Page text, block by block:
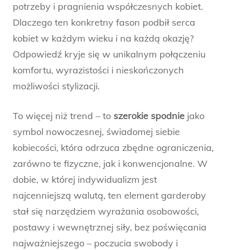
potrzeby i pragnienia współczesnych kobiet.
Dlaczego ten konkretny fason podbił serca
kobiet w każdym wieku i na każdą okazję?
Odpowiedź kryje się w unikalnym połączeniu
komfortu, wyrazistości i nieskończonych
możliwości stylizacji.
To więcej niż trend – to szerokie spodnie jako
symbol nowoczesnej, świadomej siebie
kobiecości, która odrzuca zbędne ograniczenia,
zarówno te fizyczne, jak i konwencjonalne. W
dobie, w której indywidualizm jest
najcenniejszą walutą, ten element garderoby
stał się narzędziem wyrażania osobowości,
postawy i wewnętrznej siły, bez poświęcania
najważniejszego – poczucia swobody i